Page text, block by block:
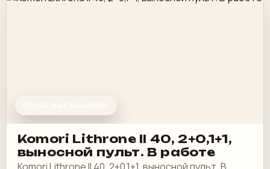
Komori Lithrone II 40, 2+0,1+1,
выносной пульт. В работе